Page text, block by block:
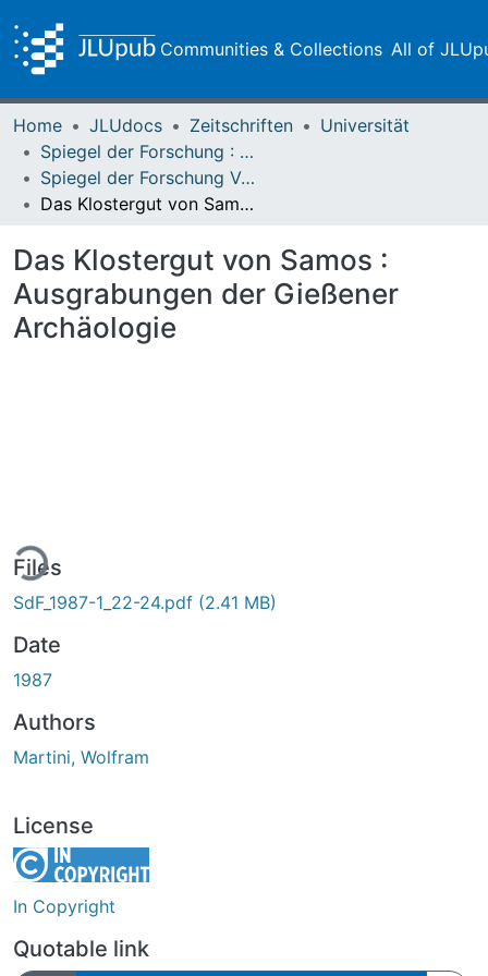
Communities & Collections All of
Home JLUdocs Zeitschriften
Universität
Spiegel der Forschung : Wissenschaftsmagazin
Spiegel der Forschung Vol. 04 (1987) Heft 1
Das Klostergut von Samos : Ausgrabungen der Gießener Archäologie
Das Klostergut von Samos :
Ausgrabungen der Gießener
Archäologie
Files
SdF_1987-1_22-24.pdf (2.41 MB)
Date
1987
Authors
Martini, Wolfram
License
In Copyright
Quotable link